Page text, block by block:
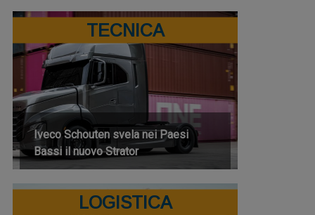
TECNICA
Iveco Schouten svela nei Paesi
Bassi il nuovo Strator
LOGISTICA